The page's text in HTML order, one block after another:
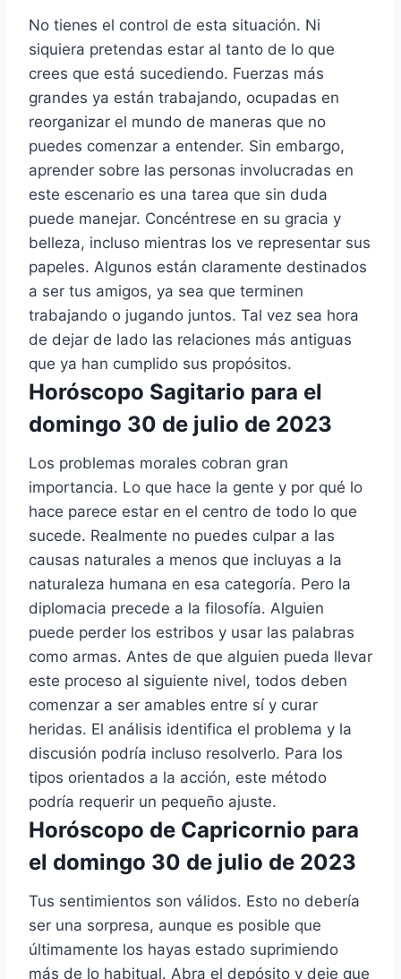
No tienes el control de esta situación. Ni
siquiera pretendas estar al tanto de lo que
crees que está sucediendo. Fuerzas más
grandes ya están trabajando, ocupadas en
reorganizar el mundo de maneras que no
puedes comenzar a entender. Sin embargo,
aprender sobre las personas involucradas en
este escenario es una tarea que sin duda
puede manejar. Concéntrese en su gracia y
belleza, incluso mientras los ve representar sus
papeles. Algunos están claramente destinados
a ser tus amigos, ya sea que terminen
trabajando o jugando juntos. Tal vez sea hora
de dejar de lado las relaciones más antiguas
que ya han cumplido sus propósitos.
Horóscopo Sagitario para el
domingo 30 de julio de 2023
Los problemas morales cobran gran
importancia. Lo que hace la gente y por qué lo
hace parece estar en el centro de todo lo que
sucede. Realmente no puedes culpar a las
causas naturales a menos que incluyas a la
naturaleza humana en esa categoría. Pero la
diplomacia precede a la filosofía. Alguien
puede perder los estribos y usar las palabras
como armas. Antes de que alguien pueda llevar
este proceso al siguiente nivel, todos deben
comenzar a ser amables entre sí y curar
heridas. El análisis identifica el problema y la
discusión podría incluso resolverlo. Para los
tipos orientados a la acción, este método
podría requerir un pequeño ajuste.
Horóscopo de Capricornio para
el domingo 30 de julio de 2023
Tus sentimientos son válidos. Esto no debería
ser una sorpresa, aunque es posible que
últimamente los hayas estado suprimiendo
más de lo habitual. Abra el depósito y deje que